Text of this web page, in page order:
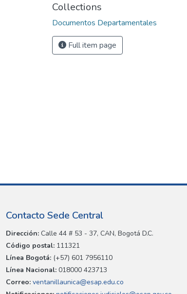
Collections
Documentos Departamentales
Full item page
Contacto Sede Central
Dirección: Calle 44 # 53 - 37, CAN, Bogotá D.C.
Código postal: 111321
Línea Bogotá: (+57) 601 7956110
Línea Nacional: 018000 423713
Correo: ventanillaunica@esap.edu.co